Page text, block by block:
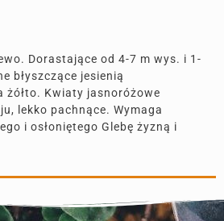
Dorastające od 4-7 m wys. i 1-
błyszczące jesienią
żółto. Kwiaty jasnoróżowe
lekko pachnące. Wymaga
i osłoniętego Glebę żyzną i